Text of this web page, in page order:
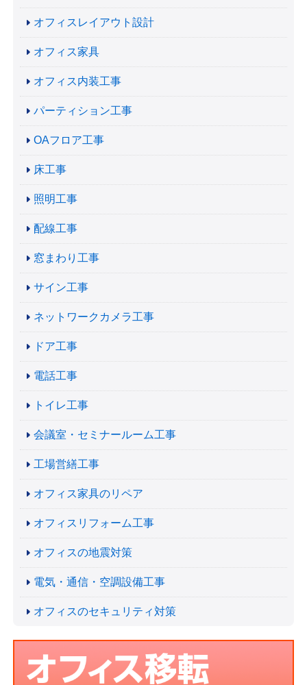
オフィスレイアウト設計
オフィス家具
オフィス内装工事
パーティション工事
OAフロア工事
床工事
照明工事
配線工事
窓まわり工事
サイン工事
ネットワークカメラ工事
ドア工事
電話工事
トイレ工事
会議室・セミナールーム工事
工場営繕工事
オフィス家具のリペア
オフィスリフォーム工事
オフィスの地震対策
電気・通信・空調設備工事
オフィスのセキュリティ対策